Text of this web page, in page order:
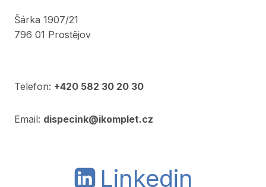
Šárka 1907/21
796 01 Prostějov
Telefon: +420 582 30 20 30
Email: dispecink@ikomplet.cz
Linkedin